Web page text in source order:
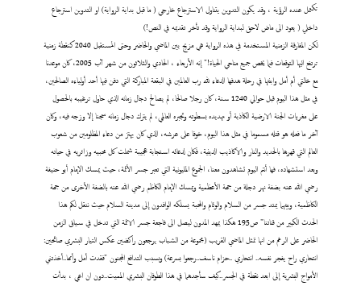
تكتمل عنده الرؤية ، وقد يكون التدوين يتناول الاسترجاع خارجي ( ما قبل بداية الرواية) او التدوين استرجاع
داخلي ( يعود الى ماض لاحق لبداية الرواية وقد تأخر تقديمه في النص!)
لكن المفارقة الزمنية المستخدمة في هذه الرواية هي مزيج بين الماضي والحاضر وحتى المستقبل 2040 كنقطة زمنية
ترتفع اليها التوقعات فيما يخص جميع مناحي الحياة!" إنه الأربعاء ، الحادي والثلاثون من شهر آب 2005، كان موعدنا
مع خالتي أم أمل وابنتها في رحلة هدفها الدعاء لله رب العالمين في البقعة المباركة التي دفن فيها أحد أولياءه الصالحين،
في مثل هذا اليوم قبل حوالي 1240 سنة، كان رجلا صالحا، لم يصالح دجال زمانه الذي حاول ترغيبه بالحصول
على مغريات الجنة الارضية الكاذبة أو تهديده بسطوته وتجبره العالمي، لم يترك دجال زمانه سجنا إلا وزجه فيه، وكان
آخر ما فعله هو قتله مسموما في مثل هذا اليوم، خوفا على عرشه، الذي كان يهتز من دعاء المظلومين من شعوب
العالم التي قهرها بالحديد والنار والاكاذيب الدينية، فكان لدعائه استجابة عجيبة شملت كل محبيه وزائريه في حياته
وبعد استشهاده، فها أنتم اليوم تشاهدون معنا، الجموع المليونية التي تعبر جسر الأئمة، حيث يمسك الإمام أبو حنيفة
رضي الله عنه بضفة نهر دجلة من جهة الأعظمية ويمسك الإمام الكاظم رضي الله عنه بالضفة الأخرى من جهة
الكاظمية، وبينهما يمتد جسر من السلام والوئام والمحبة يسلكه الوافدون إلى مدينة السلام حيث ننقل لكم هذا
الحدث الكبير من قناتنا" ص195 هكذا يمهد المدون ليصل الى فاجعة جسر الائمة التي تدخل في سياق الزمن
الحاضر على الرغم من انها تمثل الماضي القريب (مجموعة من الشباب يرجعون راكضين عكس التيار البشري صائحين:
انتحاري راح يفجر نفسه.. انتحاري ..حزام ناسف..رجعوا بسرعة) وبسبب التدافع المجنون "فقدت أمل وأمها..أخذتني
الأمواج البشرية إلى ابعد نقطة في الجسر..كيف سأجدهما في هذا الطوفان البشري المميت..دون ان اعي ، بدأت